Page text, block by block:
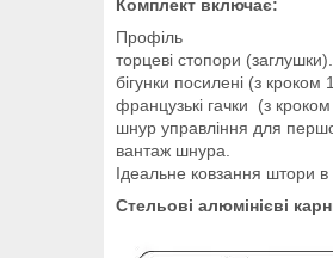
Комплект включає:
Профіль
торцеві стопори (заглушки).
бігунки посилені (з
французькі гачки (з
шнур управління для
вантаж шнура.
Ідеальне ковзання штори в
Стельові алюмінієві